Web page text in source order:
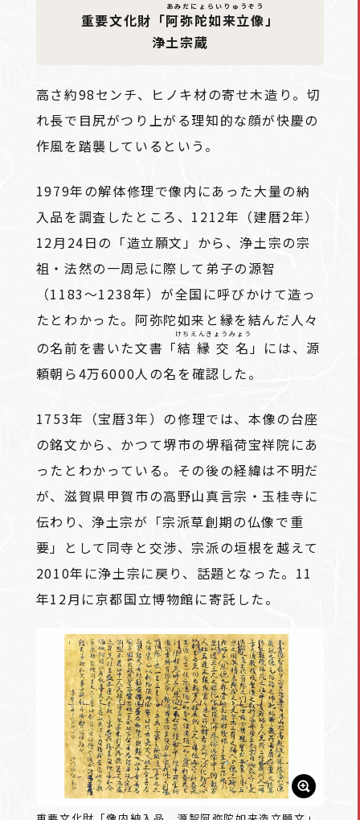
重要文化財「阿弥陀如来立像
あみだにょらいりゅうぞう
」
浄土宗蔵
高さ約98センチ、ヒノキ材の寄せ木造り。切
れ長で目尻がつり上がる理知的な顔が快慶の
作風を踏襲しているという。
1979年の解体修理で像内にあった大量の納
入品を調査したところ、1212年（建暦2年）
12月24日の「造立願文」から、浄土宗の宗
祖・法然の一周忌に際して弟子の源智
（1183～1238年）が全国に呼びかけて造っ
たとわかった。阿弥陀如来と縁を結んだ人々
の名前を書いた文書「結縁交名
けちえんきょうみょう
」には、源
頼朝ら4万6000人の名を確認した。
1753年（宝暦3年）の修理では、本像の台座
の銘文から、かつて堺市の堺稲荷宝祥院にあ
ったとわかっている。その後の経緯は不明だ
が、滋賀県甲賀市の高野山真言宗・玉桂寺に
伝わり、浄土宗が「宗派草創期の仏像で重
要」として同寺と交渉、宗派の垣根を越えて
2010年に浄土宗に戻り、話題となった。11
年12月に京都国立博物館に寄託した。